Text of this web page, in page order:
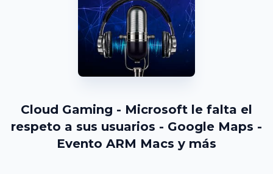
Cloud Gaming - Microsoft le falta el
respeto a sus usuarios - Google Maps -
Evento ARM Macs y más